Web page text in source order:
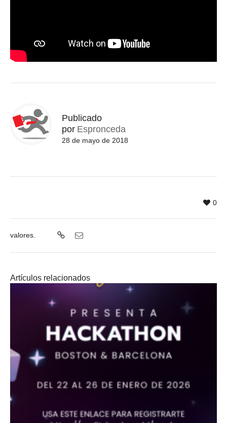
Publicado
por Espronceda
28 de mayo de 2018
0
valores.
Artículos relacionados